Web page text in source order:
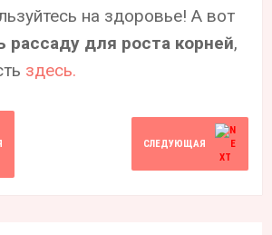
на здоровье! А вот
рассаду для роста корней,
здесь.
СЛЕДУЮЩАЯ